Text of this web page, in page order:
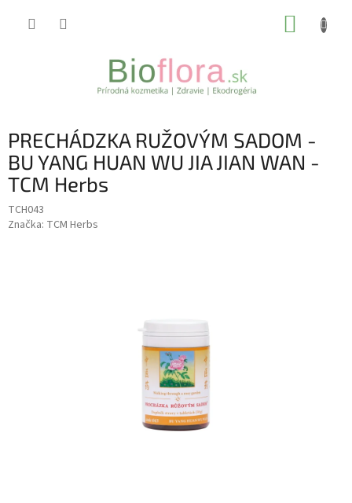
PRECHÁDZKA RUŽOVÝM SADOM -
BU YANG HUAN WU JIA JIAN WAN -
TCM Herbs
TCH043
Značka: TCM Herbs